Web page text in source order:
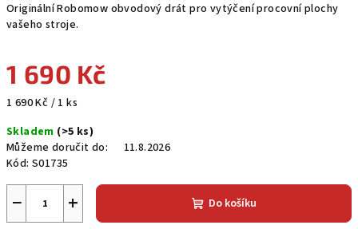
Originální Robomow obvodový drát pro vytýčení procovní plochy
vašeho stroje.
1 690 Kč
Měrná
1 690 Kč / 1 ks
Skladem (>5 ks)
Můžeme doručit do:
11.8.2026
Kód: S01735
+
− Do košíku